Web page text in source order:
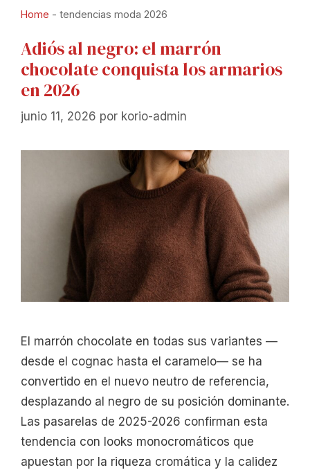
Home - tendencias moda 2026
Adiós al negro: el marrón
chocolate conquista los armarios
en 2026
junio 11, 2026 por korio-admin
El marrón chocolate en todas sus variantes —
desde el cognac hasta el caramelo— se ha
convertido en el nuevo neutro de referencia,
desplazando al negro de su posición dominante.
Las pasarelas de 2025-2026 confirman esta
tendencia con looks monocromáticos que
apuestan por la riqueza cromática y la calidez